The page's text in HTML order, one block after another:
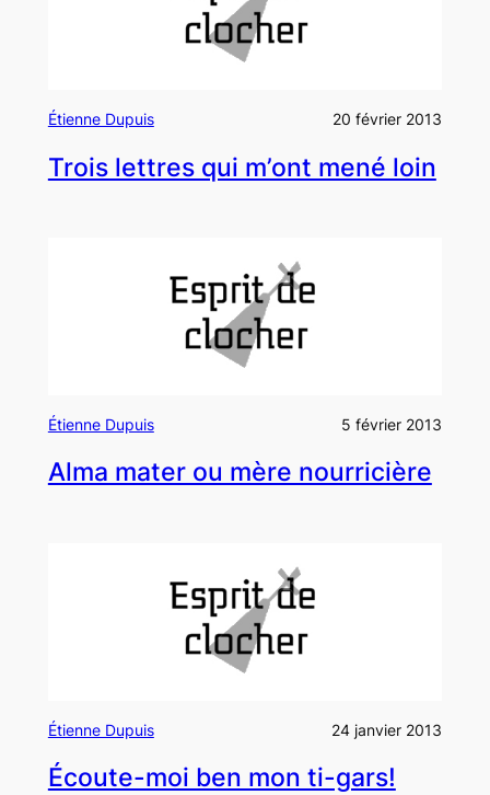
Étienne Dupuis 20 février 2013
Trois lettres qui m’ont mené loin
Étienne Dupuis 5 février 2013
Alma mater ou mère nourricière
Étienne Dupuis 24 janvier 2013
Écoute-moi ben mon ti-gars!